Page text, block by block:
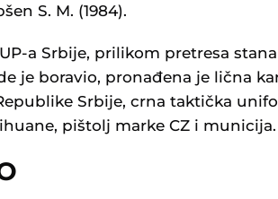
S. M. (1984).
a Srbije, prilikom pretresa
je boravio, pronađena je lična
Srbije, crna taktička
pištolj marke CZ i municija.